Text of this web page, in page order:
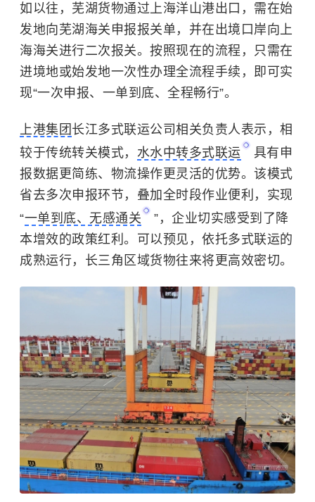
如以往，芜湖货物通过上海洋山港出口，需在始
发地向芜湖海关申报报关单，并在出境口岸向上
海海关进行二次报关。按照现在的流程，只需在
进境地或始发地一次性办理全流程手续，即可实
现“一次申报、一单到底、全程畅行”。
上港集团 长江多式联运公司相关负责人表示，相
较于传统转关模式， 水水中转多式联运
具有申
报数据更简练、物流操作更灵活的优势。该模式
省去多次申报环节，叠加全时段作业便利，实现
“一单到底、无感通关
”，企业切实感受到了降
本增效的政策红利。可以预见，依托多式联运的
成熟运行，长三角区域货物往来将更高效密切。